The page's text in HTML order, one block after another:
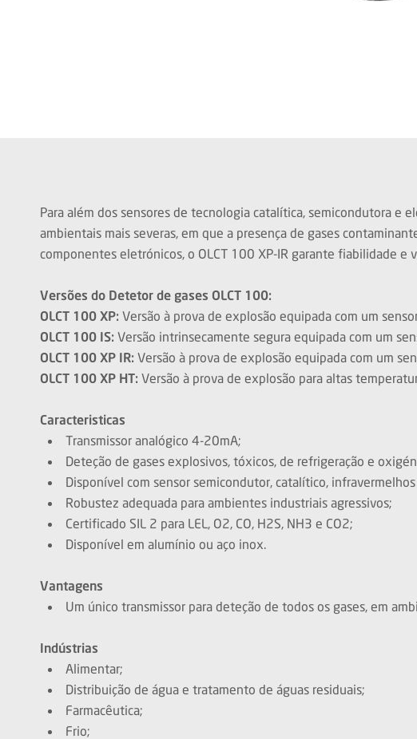
Para além dos sensores de tecnologia catalítica, semicondutora e
ambientais mais severas, em que a presença de gases
componentes eletrónicos, o OLCT 100 XP-IR garante fiabilidade e
Versões do Detetor de gases OLCT 100:
OLCT 100 XP: Versão à prova de explosão equipada com um
OLCT 100 IS: Versão intrinsecamente segura equipada com um
OLCT 100 XP IR: Versão à prova de explosão equipada com um
OLCT 100 XP HT: Versão à prova de explosão para altas
Caracteristicas
Transmissor analógico 4-20mA;
Deteção de gases explosivos, tóxicos, de refrigeração e
Disponível com sensor semicondutor, catalítico,
Robustez adequada para ambientes industriais agressivos;
Certificado SIL 2 para LEL, O2, CO, H2S, NH3 e CO2;
Disponível em alumínio ou aço inox.
Vantagens
Um único transmissor para deteção de todos os gases, em
Indústrias
Alimentar;
Distribuição de água e tratamento de águas residuais;
Farmacêutica;
Frio;